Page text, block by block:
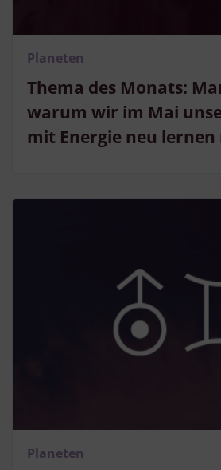
Thema des Monats:
warum wir im Mai
mit Energie neu lernen
Planeten
Planeten